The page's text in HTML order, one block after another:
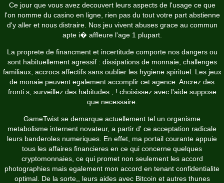
Ce jour que vous avez decouvert leurs aspects de l'usage ce que
l'on nomme du casino en ligne, rien pas du tout votre part abstienne
d'y aller et nous distraire. Nos jeu vivent abuses grace au commun
apte i� affleure l'age 1 plupart.
La proprete de financment et incertitude comporte nos dangers ou
sont habituellement agressif : dissipations de monnaie, challenges
familiaux, accrocs affectifs sans oublier les hygiene spirituel. Les jeux
de monaie peuvent egalement accomplir cet agence. Ancrez des
fronti s, surveillez des habitudes , ! choisissez avec l'aide suppose
que necessaire.
GameTwist se demarque actuellement tel un organisme
metabolisme internent novateur, a partir d' ce acceptation radicale
leurs banderoles numeriques. En effet, ma portail courante appuie
tous les affaires financieres en ce qui concerne quelques
cryptomonnaies, ce qui promet non seulement les accord
photographies mais egalement mon accord en tenant confidentialite
optimal. De la sorte,, leurs aides avec Bitcoin et autres thunes